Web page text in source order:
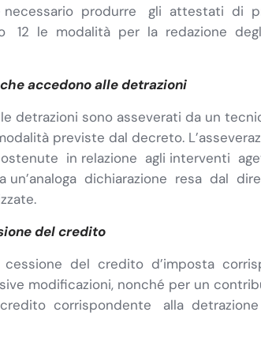
è necessario produrre gli attestati
12 le modalità per la redazione
accedono alle detrazioni
detrazioni sono asseverati da un
previste dal decreto.
in relazione agli interventi
dichiarazione resa dal
del credito
del credito d’imposta
modificazioni, nonché per un
credito corrispondente alla